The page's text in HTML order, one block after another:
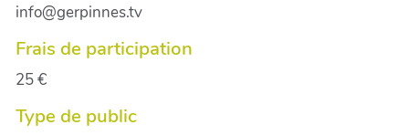
info@gerpinnes.tv
Frais de participation
25 €
Type de public